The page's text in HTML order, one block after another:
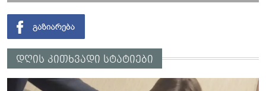
დღის კითხვადი სტატიები